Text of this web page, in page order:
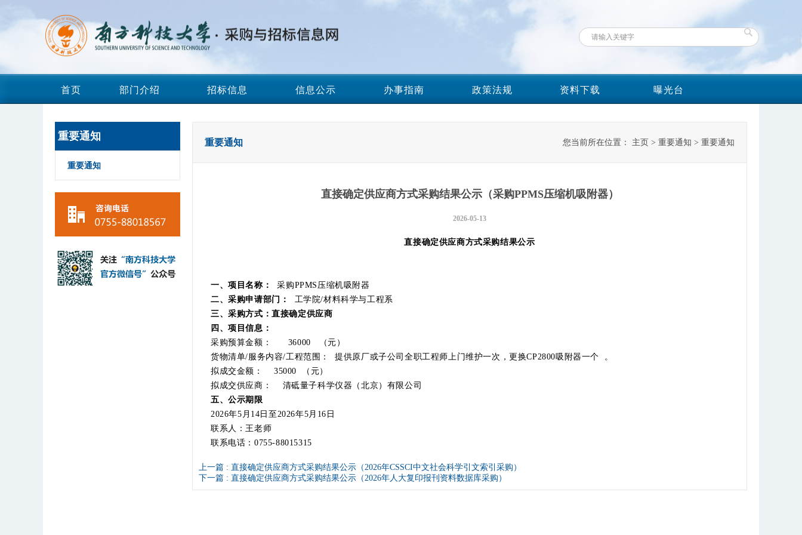
首页 部门介绍 招标信息 信息公示 办事指南 政策法规 资料下载 曝光台
重要通知
重要通知
重要通知 您当前所在位置： 主页 > 重要通知 > 重要通知
直接确定供应商方式采购结果公示（采购PPMS压缩机吸附器）
2026-05-13
直接确定供应商方式采购结果公示
一、项目名称：
采购PPMS压缩机吸附器
二、采购申请部门：
工学院/材料科学与工程系
三、采购方式：直接确定供应商
四、项目信息：
采购预算金额： 36000 （元）
货物清单/服务内容/工程范围： 提供原厂或子公司全职工程师上门维护一次，更换CP2800吸附器一个 。
拟成交金额： 35000 （元）
拟成交供应商： 清砥量子科学仪器（北京）有限公司
五、公示期限
2026年5月14日至2026年5月16日
联系人：王老师
联系电话：0755-88015315
上一篇 : 直接确定供应商方式采购结果公示（2026年CSSCI中文社会科学引文索引采购）
下一篇 : 直接确定供应商方式采购结果公示（2026年人大复印报刊资料数据库采购）